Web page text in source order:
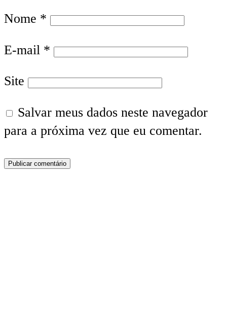
Nome *
E-mail *
Site
Salvar meus dados neste navegador
para a próxima vez que eu comentar.